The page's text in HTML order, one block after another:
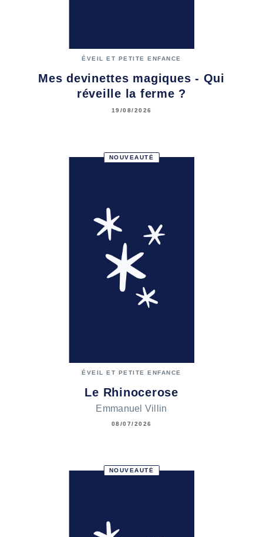
ÉVEIL ET PETITE ENFANCE
Mes devinettes magiques - Qui
réveille la ferme ?
19/08/2026
NOUVEAUTÉ
ÉVEIL ET PETITE ENFANCE
Le Rhinocerose
Emmanuel Villin
08/07/2026
NOUVEAUTÉ